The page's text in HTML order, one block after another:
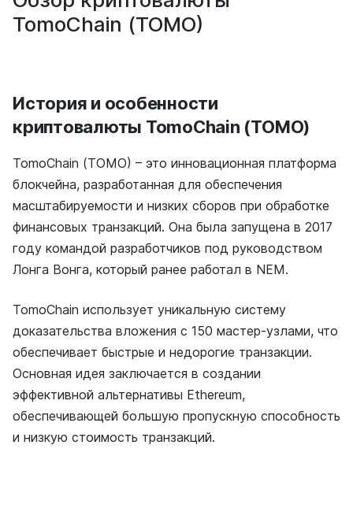
TomoChain (TOMO)
История и особенности
криптовалюты TomoChain (TOMO)
TomoChain (TOMO) – это инновационная платформа
блокчейна, разработанная для обеспечения
масштабируемости и низких сборов при обработке
финансовых транзакций. Она была запущена в 2017
году командой разработчиков под руководством
Лонга Вонга, который ранее работал в NEM.
TomoChain использует уникальную систему
доказательства вложения с 150 мастер-узлами, что
обеспечивает быстрые и недорогие транзакции.
Основная идея заключается в создании
эффективной альтернативы Ethereum,
обеспечивающей большую пропускную способность
и низкую стоимость транзакций.